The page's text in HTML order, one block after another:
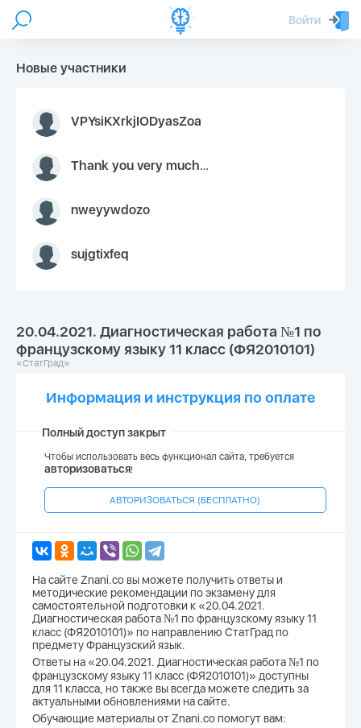
Войти
Новые участники
VPYsiKXrkjIODyasZoa
Thank you very much for your inquiry We appreciate you 9126052 https://youtube.com faceapple !
nweyywdozo
sujgtixfeq
20.04.2021. Диагностическая работа №1 по
французскому языку 11 класс (ФЯ2010101)
«СтатГрад»
Информация и инструкция по оплате
Полный доступ закрыт
Чтобы использовать весь функционал сайта, требуется
авторизоваться!
АВТОРИЗОВАТЬСЯ (БЕСПЛАТНО)
На сайте Znani.co вы можете получить ответы и
методические рекомендации по экзамену для
самостоятельной подготовки к «20.04.2021.
Диагностическая работа №1 по французскому языку 11
класс (ФЯ2010101)» по направлению СтатГрад по
предмету Французский язык.
Ответы на «20.04.2021. Диагностическая работа №1 по
французскому языку 11 класс (ФЯ2010101)» доступны
для 11 класса, но также вы всегда можете следить за
актуальными обновлениями на сайте.
Обучающие материалы от Znani.co помогут вам: